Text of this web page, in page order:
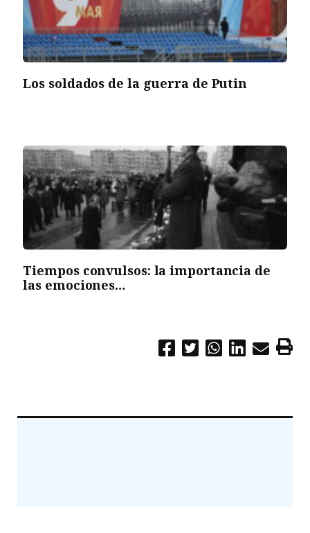
Los soldados de la guerra de Putin
Tiempos convulsos: la importancia de
las emociones…